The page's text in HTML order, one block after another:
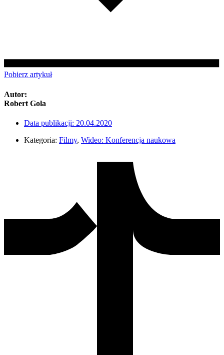
Pobierz artykuł
Autor:
Robert Gola
Data publikacji: 20.04.2020
Kategoria: Filmy, Wideo: Konferencja naukowa